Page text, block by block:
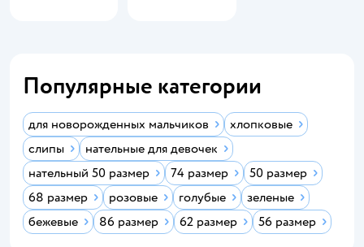
Популярные категории
для новорожденных мальчиков
хлопковые
слипы
нательные для девочек
нательный 50 размер
74 размер
50 размер
68 размер
розовые голубые
зеленые
бежевые
86 размер 62 размер 56 размер